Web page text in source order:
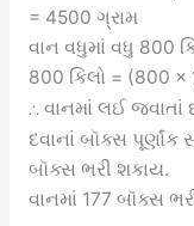
= 4500 ગ્રામ
વાન વધુમાં વધુ 800
800 કિલો = (800
∴ વાનમાં લઈ જવાતાં
દવાનાં બૉક્સ પૂર્ણાંક
બૉક્સ ભરી શકાય.
વાનમાં 177 બૉક્સ